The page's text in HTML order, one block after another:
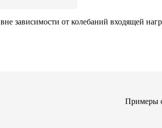
зависимости от колебаний входящей
Примеры